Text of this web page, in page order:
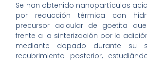
Se han obtenido nanopartículas
por reducción térmica con
precursor acicular de goetita
frente a la sinterización por la
mediante dopado durante su
recubrimiento posterior,